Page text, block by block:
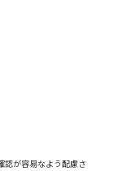
認が容易なよう配慮さ